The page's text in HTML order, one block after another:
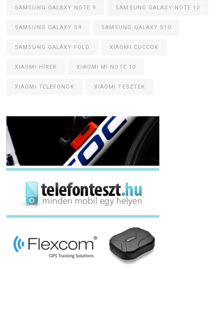
SAMSUNG GALAXY NOTE 9 SAMSUNG GALAXY NOTE 10
SAMSUNG GALAXY S9 SAMSUNG GALAXY S10
SAMSUNG GALAXY FOLD XIAOMI CUCCOK
XIAOMI HÍREK XIAOMI MI NOTE 10
XIAOMI TELEFONOK XIAOMI TESZTEK